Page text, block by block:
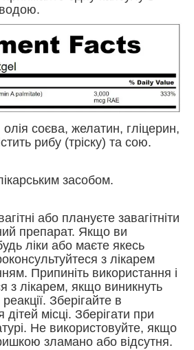
олія соєва, желатин, гліцерин,
рибу (тріску) та сою.
засобом.
або плануєте завагітніти
препарат. Якщо ви
ліки або маєте якесь
з лікарем
Припиніть використання і
з лікарем, якщо виникнуть
Зберігайте в
місці. Зберігати при
Не використовуйте, якщо
зламано або відсутня.